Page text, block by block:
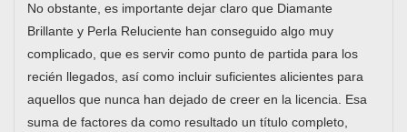
No obstante, es importante dejar claro que Diamante
Brillante y Perla Reluciente han conseguido algo muy
complicado, que es servir como punto de partida para los
recién llegados, así como incluir suficientes alicientes para
aquellos que nunca han dejado de creer en la licencia. Esa
suma de factores da como resultado un título completo,